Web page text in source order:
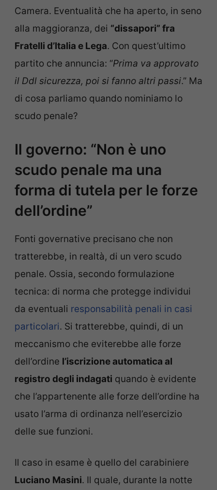
Camera. Eventualità che ha aperto, in seno
alla maggioranza, dei “dissapori” fra
Fratelli d’Italia e Lega. Con quest’ultimo
partito che annuncia: “Prima va approvato
il Ddl sicurezza, poi si fanno altri passi.” Ma
di cosa parliamo quando nominiamo lo
scudo penale?
Il governo: “Non è uno
scudo penale ma una
forma di tutela per le forze
dell’ordine”
Fonti governative precisano che non
tratterebbe, in realtà, di un vero scudo
penale. Ossia, secondo formulazione
tecnica: di norma che protegge individui
da eventuali responsabilità penali in casi
particolari. Si tratterebbe, quindi, di un
meccanismo che eviterebbe alle forze
dell’ordine l’iscrizione automatica al
registro degli indagati quando è evidente
che l’appartenente alle forze dell’ordine ha
usato l’arma di ordinanza nell’esercizio
delle sue funzioni.
Il caso in esame è quello del carabiniere
Luciano Masini. Il quale, durante la notte